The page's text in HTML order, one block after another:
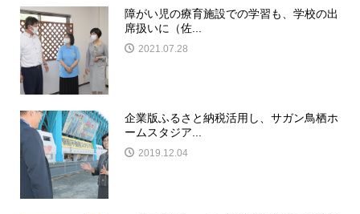
障がい児の療育施設での学習も、学校の出
席扱いに（佐...
2021.07.28
企業版ふるさと納税活用し、サガン鳥栖ホ
ームスタジア...
2019.12.04